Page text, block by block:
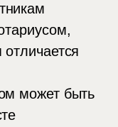
может быть